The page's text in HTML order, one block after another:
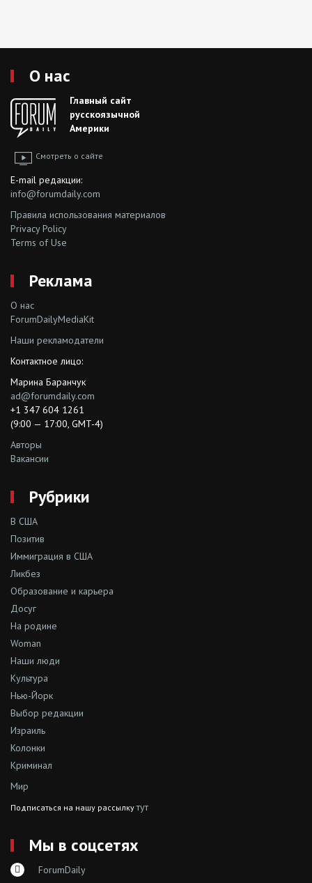
О нас
Главный сайт
русскоязычной
Америки
Смотреть о сайте
E-mail редакции:
info@forumdaily.com
Правила использования материалов
Privacy Policy
Terms of Use
Реклама
О нас
ForumDailyMediaKit
Наши рекламодатели
Контактное лицо:
Марина Баранчук
ad@forumdaily.com
+1 347 604 1261
(9:00 — 17:00, GMT-4)
Авторы
Вакансии
Рубрики
В США
Позитив
Иммиграция в США
Ликбез
Образование и карьера
Досуг
На родине
Woman
Наши люди
Культура
Нью-Йорк
Выбор редакции
Израиль
Колонки
Криминал
Мир
Подписаться на нашу рассылкутут
Мы в соцсетях
ForumDaily